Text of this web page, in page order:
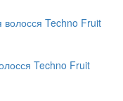
Techno Fruit